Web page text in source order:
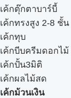
เค้กตุ๊กตาบาร์บี้
เค้กทรงสูง 2-8 ชั้น
เค้กทุบ
เค้กบีบครีมดอกไม้
เค้กปั้น3มิติ
เค้กผลไม้สด
เค้กม้วนเงิน